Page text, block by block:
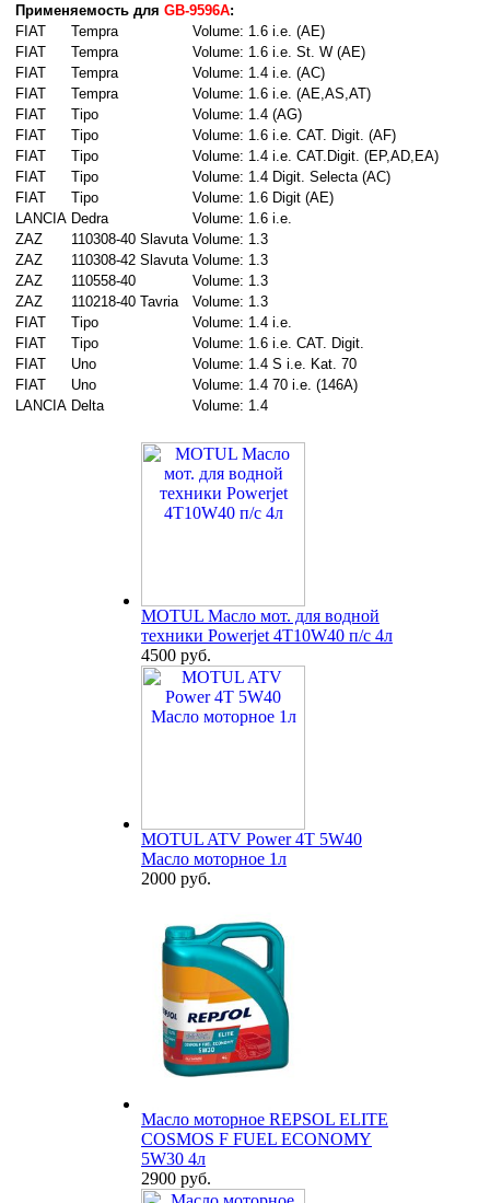
Применяемость для GB-9596A:
FIAT
Tempra
Volume: 1.6 i.e. (AE)
FIAT
Tempra
Volume: 1.6 i.e. St. W (AE)
FIAT
Tempra
Volume: 1.4 i.e. (AC)
FIAT
Tempra
Volume: 1.6 i.e. (AE,AS,AT)
FIAT
Tipo
Volume: 1.4 (AG)
FIAT
Tipo
Volume: 1.6 i.e. CAT. Digit. (AF)
FIAT
Tipo
Volume: 1.4 i.e. CAT.Digit. (EP,AD,EA)
FIAT
Tipo
Volume: 1.4 Digit. Selecta (AC)
FIAT
Tipo
Volume: 1.6 Digit (AE)
LANCIA Dedra
Volume: 1.6 i.e.
ZAZ
110308-40 Slavuta Volume: 1.3
ZAZ
110308-42 Slavuta Volume: 1.3
ZAZ
110558-40
Volume: 1.3
ZAZ
110218-40 Tavria
Volume: 1.3
FIAT
Tipo
Volume: 1.4 i.e.
FIAT
Tipo
Volume: 1.6 i.e. CAT. Digit.
FIAT
Uno
Volume: 1.4 S i.e. Kat. 70
FIAT
Uno
Volume: 1.4 70 i.e. (146A)
LANCIA Delta Volume: 1.4
MOTUL Масло мот. для водной
техники Powerjet 4T10W40 п/с 4л
4500 руб.
MOTUL ATV Power 4T 5W40
Масло моторное 1л
2000 руб.
Масло моторное REPSOL ELITE
COSMOS F FUEL ECONOMY
5W30 4л
2900 руб.